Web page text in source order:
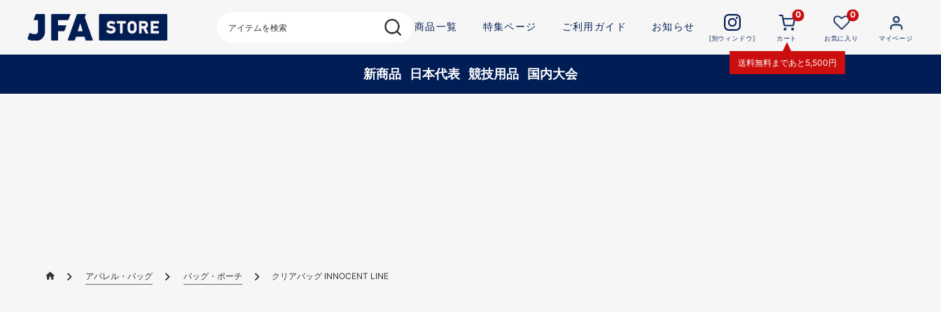
商品一覧 特集ページ ご利用ガイド お知らせ
[別ウィンドウ]
0
カート
送料無料まであと 5,500円
0
お気に入り マイページ
新商品 日本代表 競技用品 国内大会
アパレル・バッグ バッグ・ポーチ クリアバッグ INNOCENT LINE